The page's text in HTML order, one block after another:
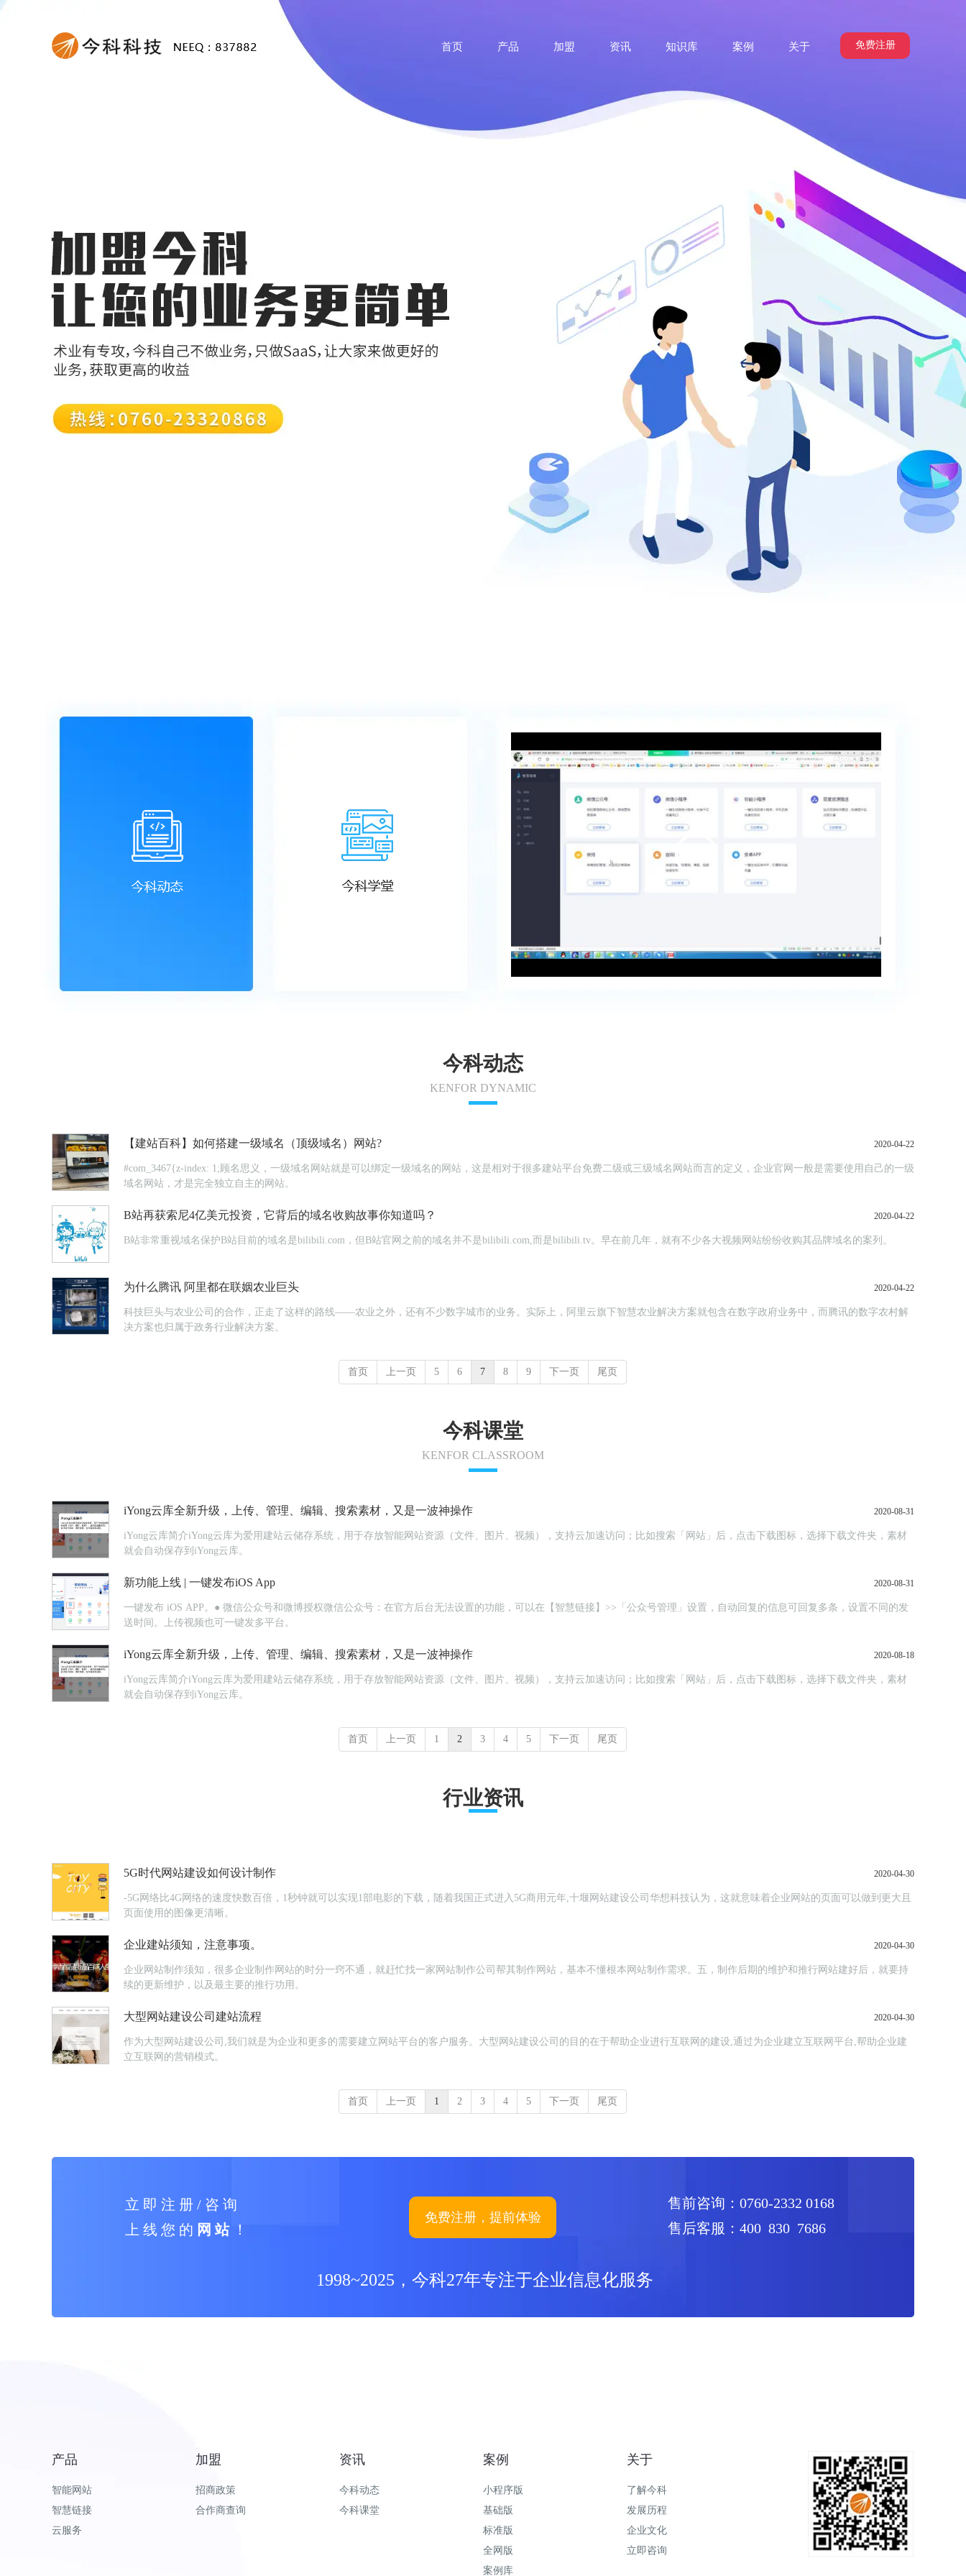
免费注册
首页 产品 加盟 资讯 知识库 案例 关于
今科动态
KENFOR DYNAMIC
【建站百科】如何搭建一级域名（顶级域名）网站? 2020-04-22
#com_3467{z-index: 1;顾名思义，一级域名网站就是可以绑定一级域名的网站，这是相对于很多建站平台免费二级或三级域名网站而言的定义，企业官网一般是需要使用自己的一级
域名网站，才是完全独立自主的网站。
B站再获索尼4亿美元投资，它背后的域名收购故事你知道吗？ 2020-04-22
B站非常重视域名保护B站目前的域名是bilibili.com，但B站官网之前的域名并不是bilibili.com,而是bilibili.tv。早在前几年，就有不少各大视频网站纷纷收购其品牌域名的案列。
为什么腾讯 阿里都在联姻农业巨头 2020-04-22
科技巨头与农业公司的合作，正走了这样的路线——农业之外，还有不少数字城市的业务。实际上，阿里云旗下智慧农业解决方案就包含在数字政府业务中，而腾讯的数字农村解
决方案也归属于政务行业解决方案。
首页 上一页 5 6 7 8 9 下一页 尾页
今科课堂
KENFOR CLASSROOM
iYong云库全新升级，上传、管理、编辑、搜索素材，又是一波神操作 2020-08-31
iYong云库简介iYong云库为爱用建站云储存系统，用于存放智能网站资源（文件、图片、视频），支持云加速访问；比如搜索「网站」后，点击下载图标，选择下载文件夹，素材
就会自动保存到iYong云库。
新功能上线 | 一键发布iOS App 2020-08-31
一键发布 iOS APP。● 微信公众号和微博授权微信公众号：在官方后台无法设置的功能，可以在【智慧链接】>>「公众号管理」设置，自动回复的信息可回复多条，设置不同的发
送时间。上传视频也可一键发多平台。
iYong云库全新升级，上传、管理、编辑、搜索素材，又是一波神操作 2020-08-18
iYong云库简介iYong云库为爱用建站云储存系统，用于存放智能网站资源（文件、图片、视频），支持云加速访问；比如搜索「网站」后，点击下载图标，选择下载文件夹，素材
就会自动保存到iYong云库。
首页 上一页 1 2 3 4 5 下一页 尾页
行业资讯
5G时代网站建设如何设计制作 2020-04-30
-5G网络比4G网络的速度快数百倍，1秒钟就可以实现1部电影的下载，随着我国正式进入5G商用元年,十堰网站建设公司华想科技认为，这就意味着企业网站的页面可以做到更大且
页面使用的图像更清晰。
企业建站须知，注意事项。 2020-04-30
企业网站制作须知，很多企业制作网站的时分一窍不通，就赶忙找一家网站制作公司帮其制作网站，基本不懂根本网站制作需求。五，制作后期的维护和推行网站建好后，就要持
续的更新维护，以及最主要的推行功用。
大型网站建设公司建站流程 2020-04-30
作为大型网站建设公司,我们就是为企业和更多的需要建立网站平台的客户服务。大型网站建设公司的目的在于帮助企业进行互联网的建设,通过为企业建立互联网平台,帮助企业建
立互联网的营销模式。
首页 上一页 1 2 3 4 5 下一页 尾页
售前咨询：0760-2332 0168
售后客服：400 830 7686
1998~2025，今科27年专注于企业信息化服务
立 即 注 册 / 咨 询
上 线 您 的 网 站！
免费注册，提前体验
产品
智能网站
智慧链接
云服务
加盟
招商政策
合作商查询
资讯
今科动态
今科课堂
案例
小程序版
基础版
标准版
全网版
案例库
关于
了解今科
发展历程
企业文化
立即咨询